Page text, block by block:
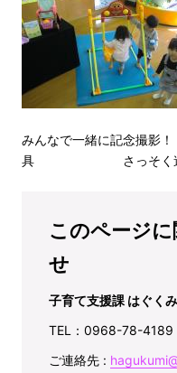
みんなで一緒に記念
具 さっそく遊具
このページ
せ
子育て支援課 はぐく
TEL：0968-78-4189
ご連絡先 :